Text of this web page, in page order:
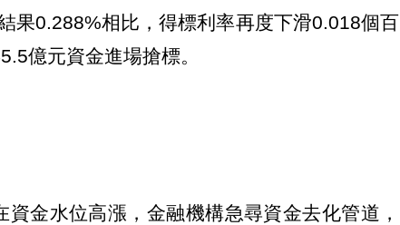
果0.288%相比，得標利率再度下滑0.018個百
億元資金進場搶標。
資金水位高漲，金融機構急尋資金去化管道，